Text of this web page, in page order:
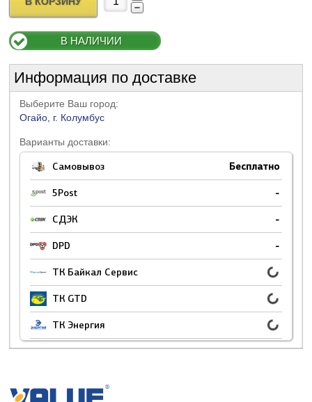
В НАЛИЧИИ
Информация по доставке
Выберите Ваш город:
Огайо, г. Колумбус
Варианты доставки:
Самовывоз Бесплатно
5Post -
СДЭК -
DPD -
ТК Байкал Сервис
ТК GTD
ТК Энергия